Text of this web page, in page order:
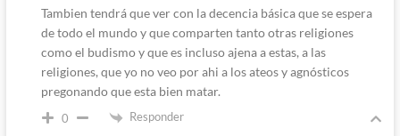
Tambien tendrá que ver con la decencia básica que se espera
de todo el mundo y que comparten tanto otras religiones
como el budismo y que es incluso ajena a estas, a las
religiones, que yo no veo por ahi a los ateos y agnósticos
pregonando que esta bien matar.
0 Responder